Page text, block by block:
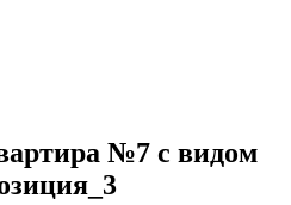
№7 с видом